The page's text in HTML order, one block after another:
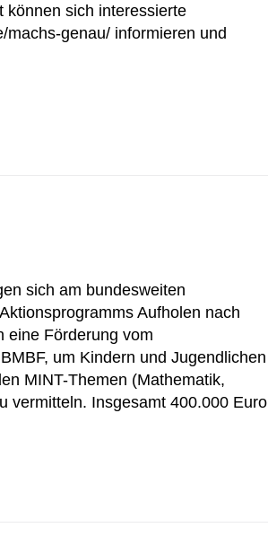
können sich interessierte
genau/ informieren und
sich am bundesweiten
Aufholen nach
eine Förderung vom
um Kindern und Jugendlichen
MINT-Themen (Mathematik,
vermitteln. Insgesamt 400.000 Euro